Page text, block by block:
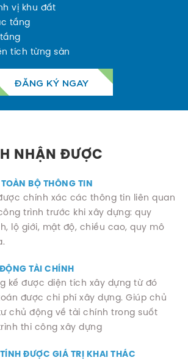
vị khu đất
tầng
tích từng sàn
ĐĂNG KÝ NGAY
NHẬN ĐƯỢC
BỘ THÔNG TIN
chính xác các thông tin liên quan
trình trước khi xây dựng: quy
lộ giới, mật độ, chiều cao, quy mô
TÀI CHÍNH
kế được diện tích xây dựng từ đó
được chi phí xây dựng. Giúp chủ
chủ động về tài chính trong suốt
thi công xây dựng
ĐƯỢC GIÁ TRỊ KHAI THÁC